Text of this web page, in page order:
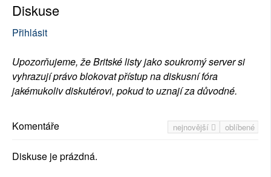
Diskuse
Přihlásit
Upozorňujeme, že Britské listy jako soukromý server si
vyhrazují právo blokovat přístup na diskusní fóra
jakémukoliv diskutérovi, pokud to uznají za důvodné.
nejnovější oblíbené
Komentáře
Diskuse je prázdná.